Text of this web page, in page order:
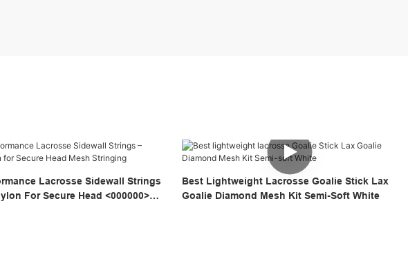
Lacrosse Sidewall Strings
For Secure Head <000000>
Best Lightweight Lacrosse Goalie Stick Lax
Goalie Diamond Mesh Kit Semi-Soft White